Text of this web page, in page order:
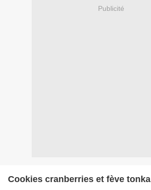
Publicité
Cookies cranberries et fève tonka